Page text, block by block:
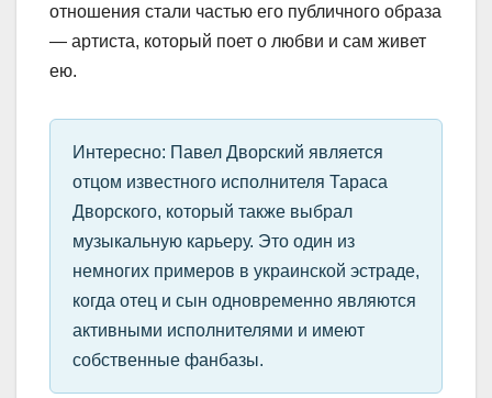
отношения стали частью его публичного образа
— артиста, который поет о любви и сам живет
ею.
Интересно: Павел Дворский является
отцом известного исполнителя Тараса
Дворского, который также выбрал
музыкальную карьеру. Это один из
немногих примеров в украинской эстраде,
когда отец и сын одновременно являются
активными исполнителями и имеют
собственные фанбазы.